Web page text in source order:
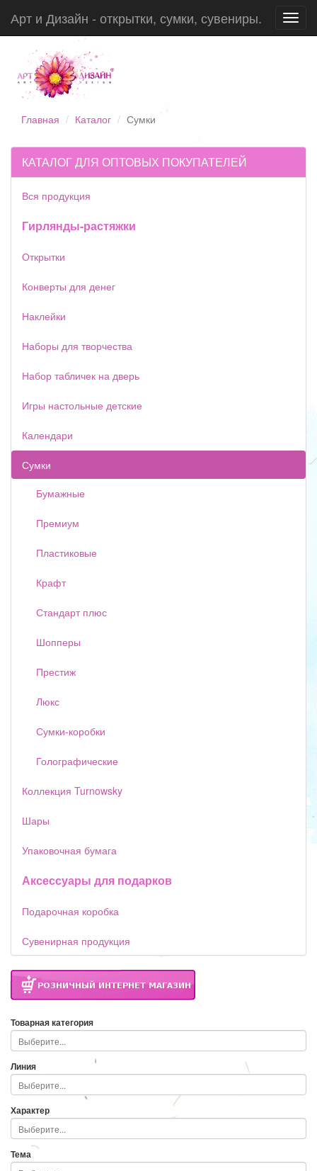
Арт и Дизайн - открытки, сумки, сувениры.
Главная Каталог Сумки
КАТАЛОГ ДЛЯ ОПТОВЫХ ПОКУПАТЕЛЕЙ
Вся продукция
Гирлянды-растяжки
Открытки
Конверты для денег
Наклейки
Наборы для творчества
Набор табличек на дверь
Игры настольные детские
Календари
Сумки
Бумажные
Премиум
Пластиковые
Крафт
Стандарт плюс
Шопперы
Престиж
Люкс
Сумки-коробки
Голографические
Коллекция Turnowsky
Шары
Упаковочная бумага
Аксессуары для подарков
Подарочная коробка
Сувенирная продукция
Товарная категория
Линия
Характер
Тема